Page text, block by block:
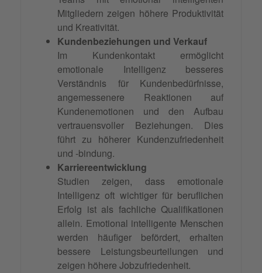
Mitgliedern zeigen höhere Produktivität
und Kreativität.
Kundenbeziehungen und Verkauf
Im Kundenkontakt ermöglicht
emotionale Intelligenz besseres
Verständnis für Kundenbedürfnisse,
angemessenere Reaktionen auf
Kundenemotionen und den Aufbau
vertrauensvoller Beziehungen. Dies
führt zu höherer Kundenzufriedenheit
und -bindung.
Karriereentwicklung
Studien zeigen, dass emotionale
Intelligenz oft wichtiger für beruflichen
Erfolg ist als fachliche Qualifikationen
allein. Emotional intelligente Menschen
werden häufiger befördert, erhalten
bessere Leistungsbeurteilungen und
zeigen höhere Jobzufriedenheit.